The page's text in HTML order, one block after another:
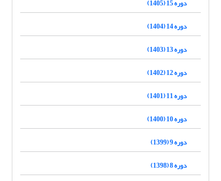
دوره 15 (1405)
دوره 14 (1404)
دوره 13 (1403)
دوره 12 (1402)
دوره 11 (1401)
دوره 10 (1400)
دوره 9 (1399)
دوره 8 (1398)